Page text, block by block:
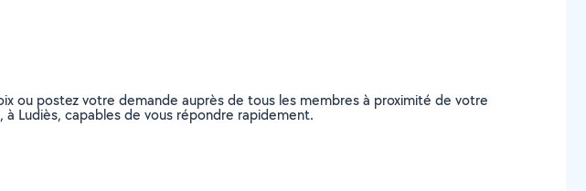
ou postez votre demande auprès de tous les membres à proximité de votre
Ludiès, capables de vous répondre rapidement.